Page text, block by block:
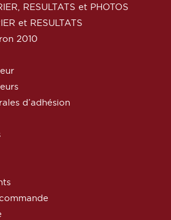
RESULTATS et PHOTOS
et RESULTATS
2010
d’adhésion